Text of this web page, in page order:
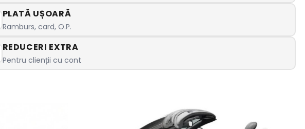
PLATĂ UȘOARĂ
Ramburs, card, O.P.
REDUCERI EXTRA
Pentru clienții cu cont